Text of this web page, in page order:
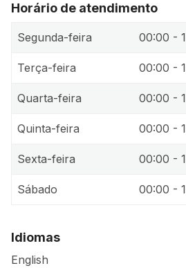
Horário de atendimento
Segunda-feira 00:00 -
Terça-feira 00:00 -
Quarta-feira 00:00 -
Quinta-feira 00:00 -
Sexta-feira 00:00 -
Sábado 00:00 -
Idiomas
English